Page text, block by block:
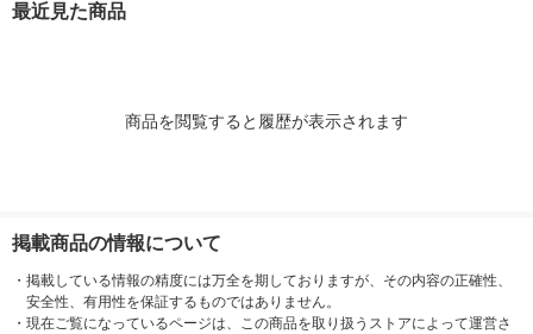
最近見た商品
商品を閲覧すると履歴が表示されます
掲載商品の情報について
・ 掲載している情報の精度には万全を期しておりますが、その内容の正確性、
安全性、有用性を保証するものではありません。
・ 現在ご覧になっているページは、この商品を取り扱うストアによって運営さ